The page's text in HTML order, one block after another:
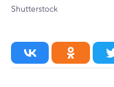
Shutterstock